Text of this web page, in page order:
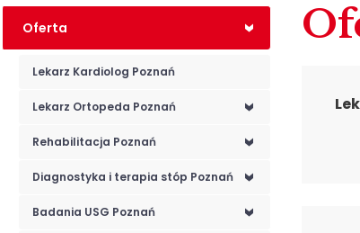
<
Oferta
Lekarz Kardiolog Poznań
<
Lekarz Ortopeda Poznań
<
Rehabilitacja Poznań
<
Diagnostyka i terapia stóp Poznań
<
Badania USG Poznań